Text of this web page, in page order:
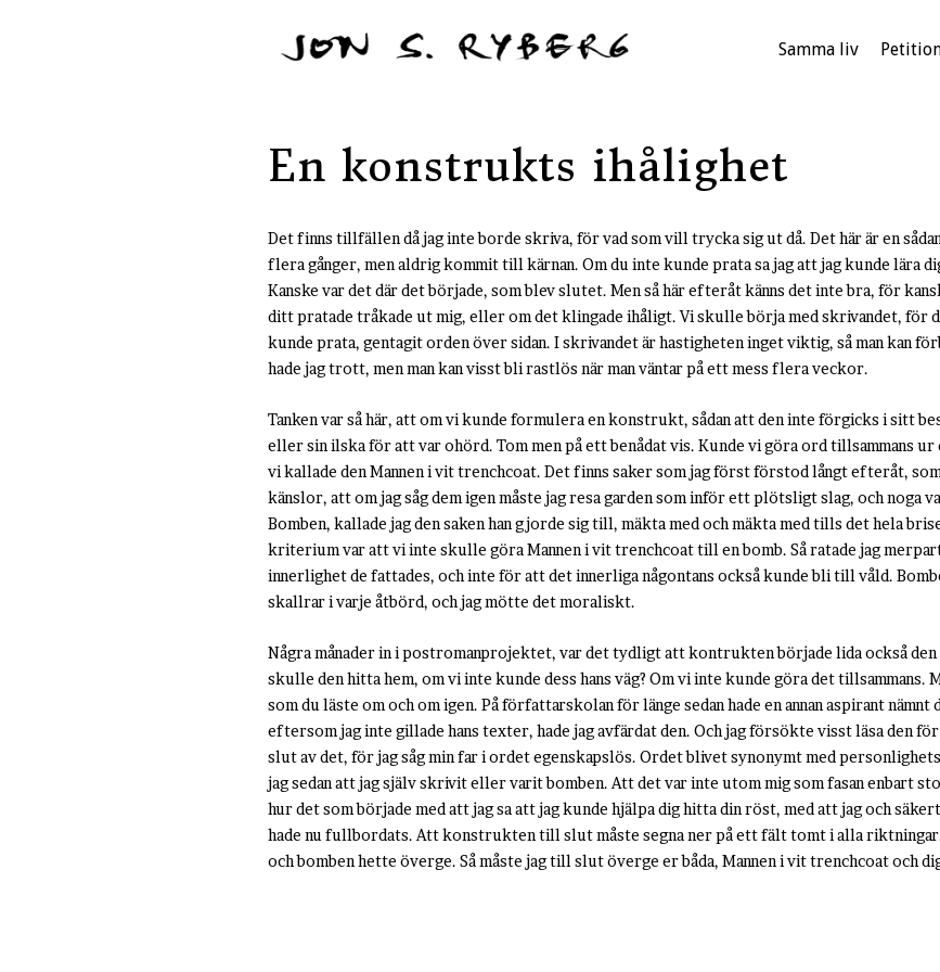
Samma liv
En konstrukts ihålighet
Det finns tillfällen då jag inte borde skriva, för vad som vill trycka sig ut då. Det här är en
flera gånger, men aldrig kommit till kärnan. Om du inte kunde prata sa jag att jag kunde lära
Kanske var det där det började, som blev slutet. Men så här efteråt känns det inte bra, för
ditt pratade tråkade ut mig, eller om det klingade ihåligt. Vi skulle börja med skrivandet, för
kunde prata, gentagit orden över sidan. I skrivandet är hastigheten inget viktig, så man kan
hade jag trott, men man kan visst bli rastlös när man väntar på ett mess flera veckor.
Tanken var så här, att om vi kunde formulera en konstrukt, sådan att den inte förgicks i sitt
eller sin ilska för att var ohörd. Tom men på ett benådat vis. Kunde vi göra ord tillsammans ur
vi kallade den Mannen i vit trenchcoat. Det finns saker som jag först förstod långt efteråt,
känslor, att om jag såg dem igen måste jag resa garden som inför ett plötsligt slag, och noga
Bomben, kallade jag den saken han gjorde sig till, mäkta med och mäkta med tills det hela
kriterium var att vi inte skulle göra Mannen i vit trenchcoat till en bomb. Så ratade jag
innerlighet de fattades, och inte för att det innerliga någontans också kunde bli till våld.
skallrar i varje åtbörd, och jag mötte det moraliskt.
Några månader in i postromanprojektet, var det tydligt att kontrukten började lida också den
skulle den hitta hem, om vi inte kunde dess hans väg? Om vi inte kunde göra det tillsammans.
som du läste om och om igen. På författarskolan för länge sedan hade en annan aspirant
eftersom jag inte gillade hans texter, hade jag avfärdat den. Och jag försökte visst läsa den
slut av det, för jag såg min far i ordet egenskapslös. Ordet blivet synonymt med
jag sedan att jag själv skrivit eller varit bomben. Att det var inte utom mig som fasan enbart
hur det som började med att jag sa att jag kunde hjälpa dig hitta din röst, med att jag och
hade nu fullbordats. Att konstrukten till slut måste segna ner på ett fält tomt i alla
och bomben hette överge. Så måste jag till slut överge er båda, Mannen i vit trenchcoat och